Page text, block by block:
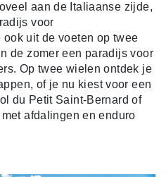
aan de Italiaanse zijde,
voor
uit de voeten op twee
de zomer een paradijs voor
Op twee wielen ontdek je
of je nu kiest voor een
du Petit Saint-Bernard of
afdalingen en enduro